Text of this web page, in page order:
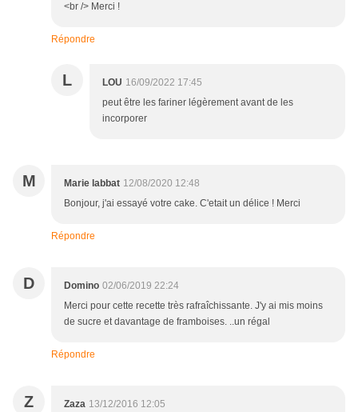
<br /> Merci !
Répondre
L LOU 16/09/2022 17:45
peut être les fariner légèrement avant de les
incorporer
M Marie labbat 12/08/2020 12:48
Bonjour, j'ai essayé votre cake. C'etait un délice ! Merci
Répondre
D Domino 02/06/2019 22:24
Merci pour cette recette très rafraîchissante. J'y ai mis moins
de sucre et davantage de framboises. ..un régal
Répondre
Z Zaza 13/12/2016 12:05